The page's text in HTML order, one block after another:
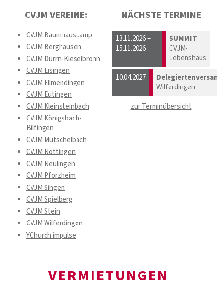
CVJM VEREINE:
CVJM Baumhauscamp
CVJM Berghausen
CVJM Dürrn-Kieselbronn
CVJM Eisingen
CVJM Ellmendingen
CVJM Eutingen
CVJM Kleinsteinbach
CVJM Königsbach-
Bilfingen
CVJM Mutschelbach
CVJM Nöttingen
CVJM Neulingen
CVJM Pforzheim
CVJM Singen
CVJM Spielberg
CVJM Stein
CVJM Wilferdingen
YChurch impulse
NÄCHSTE TERMINE
13.11.2026 –
15.11.2026
SUMMIT
CVJM-
Lebenshaus
10.04.2027
Wilferdingen
zur Terminübersicht
VERMIETUNGEN